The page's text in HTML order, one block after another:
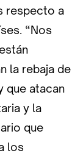
respecto a
“Nos
la rebaja de
que atacan
y la
que
los